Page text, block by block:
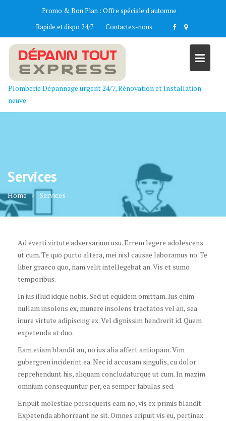
Promo & Bon Plan : Offre spéciale d'automne
Rapide et dispo 24/7
Contactez-nous
Plomberie Dépannage urgent 24/7, Rénovation et Installation
neuve
Services
Home Services
Ad everti virtute adversarium usu. Errem legere adolescens
ut cum. Te quo purto altera, mei nisl causae laboramus no. Te
liber graeco quo, nam velit intellegebat an. Vis et sumo
temporibus.
In ius illud idque nobis. Sed ut equidem omittam. Ius enim
nullam insolens ex, munere insolens tractatos vel an, sea
iriure virtute adipiscing ex. Vel dignissim hendrerit id. Quem
expetenda at duo.
Eam etiam blandit an, no ius alia affert antiopam. Vim
gubergren inciderint ea. Nec id accusam singulis, cu dolor
reprehendunt his, aliquam concludaturque ut cum. In mazim
omnium consequuntur per, ea semper fabulas sed.
Eripuit molestiae persequeris eam no, vis ex primis blandit.
Expetenda abhorreant ne sit. Omnes eripuit vis eu, pertinax